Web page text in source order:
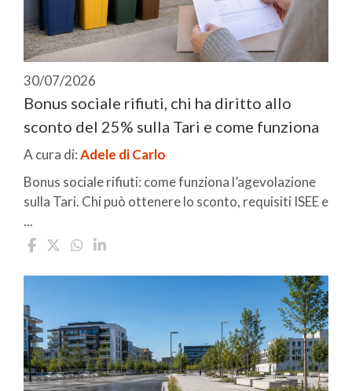
30/07/2026
Bonus sociale rifiuti, chi ha diritto allo
sconto del 25% sulla Tari e come funziona
A cura di:Adele di Carlo
Bonus sociale rifiuti: come funziona l’agevolazione
sulla Tari. Chi può ottenere lo sconto, requisiti ISEE e
...